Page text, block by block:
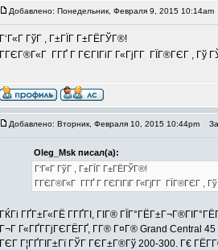
Добавлено: Понедельник, Февраля 9, 2015 10:14am
Г‘Г«Г ГўГ , Г±ГЇГ Г±ГЁГЎГ®!
ГГЄГ®Г«Г Г­ГҐ Г ГЄГІГіГ Г«ГјГ­Г ГЇГ®ГЄГ ,
Добавлено: Вторник, Февраля 10, 2015 10:44pm
Oleg_Msk писал(а):
Г‘Г«Г ГўГ , Г±ГЇГ Г±ГЁГЎГ®!
ГГЄГ®Г«Г Г­ГҐ Г ГЄГІГіГ Г«ГјГ­Г ГЇГ®ГЄГ ,
ГЌГі ГҐГ±Г«ГЁ Г­ГҐГІ, ГІГ®
Г¬Г Г«ГҐГ­ГјГЄГЁГҐ, Г­Г® Г¤Г® Grand Central 45
ГЄГ Г¦ГҐГІГ±Гї ГЎГ ГЄГ±Г®Гў 200-300. Г€